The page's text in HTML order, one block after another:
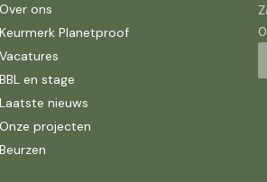
Over ons
Keurmerk Planetproof
Vacatures
BBL en stage
Laatste nieuws
Onze projecten
Beurzen